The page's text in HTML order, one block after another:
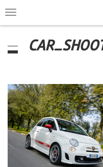
Toggle
navigation